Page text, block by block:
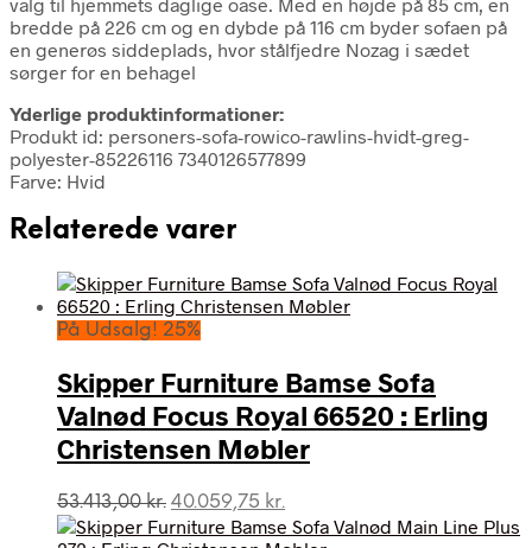
bredde på 226 cm og en dybde på 116 cm byder sofaen på
en generøs siddeplads, hvor stålfjedre Nozag i sædet
sørger for en behagel
Yderlige produktinformationer:
Produkt id: personers-sofa-rowico-rawlins-hvidt-greg-
polyester-85226116 7340126577899
Farve: Hvid
Relaterede varer
På Udsalg! 25%
Skipper Furniture Bamse Sofa
Valnød Focus Royal 66520 : Erling
Christensen Møbler
53.413,00kr. Den
oprindelige
40.059,75 kr.
aktuelle